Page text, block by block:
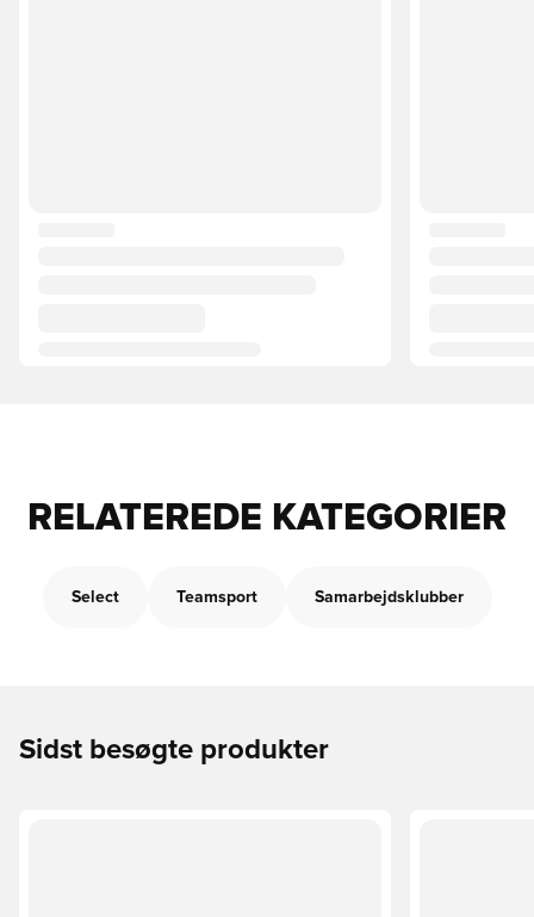
RELATEREDE KATEGORIER
Select Teamsport Samarbejdsklubber
Sidst besøgte produkter